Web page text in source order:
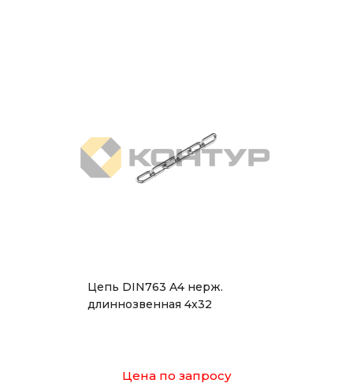
Цепь DIN763 A4 нерж.
длиннозвенная 4x32
Цена по запросу